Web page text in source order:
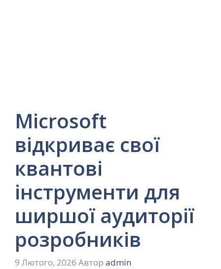
Microsoft
відкриває свої
квантові
інструменти для
ширшої аудиторії
розробників
9 Лютого, 2026 Автор admin